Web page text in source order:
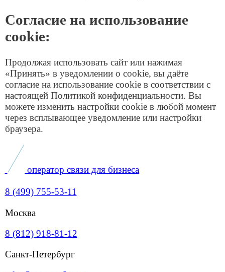
Решения для бизнеса
Для платежных терминалов и инфоматов
Интернет для мониторинга грузоперевозок
Для ЖКХ
Для POS систем и онлайн-касс
Облачное хранилище
Для банкоматов
Видеонаблюдение
Организация «последней мили»
Поставка сетевого оборудования
О компании
Лицензии
Карьера